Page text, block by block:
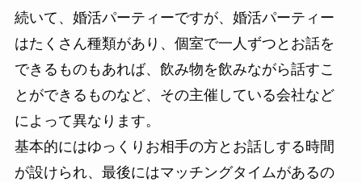
続いて、婚活パーティーですが、婚活パーティー
はたくさん種類があり、個室で一人ずつとお話を
できるものもあれば、飲み物を飲みながら話すこ
とができるものなど、その主催している会社など
によって異なります。
基本的にはゆっくりお相手の方とお話しする時間
が設けられ、最後にはマッチングタイムがあるの